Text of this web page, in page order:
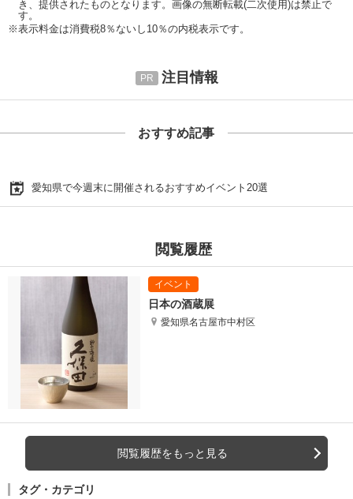
き、提供されたものとなります。画像の無断転載(二次使用)は禁止で
す。
※表示料金は消費税8％ないし10％の内税表示です。
注目情報
おすすめ記事
愛知県で今週末に開催されるおすすめイベント20選
閲覧履歴
日本の酒蔵展
愛知県名古屋市中村区
閲覧履歴をもっと見る
タグ・カテゴリ